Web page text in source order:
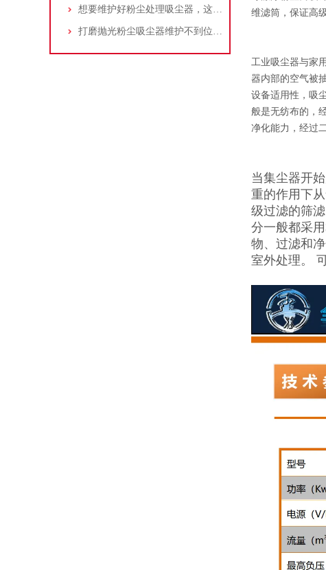
想要维护好粉尘处理吸尘器，这几个措施真的很重要！
打磨抛光粉尘吸尘器维护不到位，那是你没有注意这些而已！
维滤筒，保证高
工业吸尘器与家
器内部的空气被
设备适用性，吸
般是无纺布的，
净化能力，经过
当集尘器开
重的作用下
级过滤的筛
分一般都采
物、过滤和
室外处理。